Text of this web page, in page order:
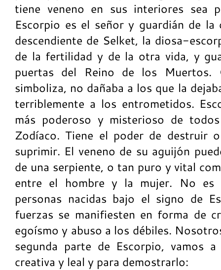
tiene veneno en sus interiores sea
Escorpio es el señor y guardián de la
descendiente de Selket, la diosa-
de la fertilidad y de la otra vida, y
puertas del Reino de los Muertos.
simboliza, no dañaba a los que la
terriblemente a los entrometidos.
más poderoso y misterioso de
Zodíaco. Tiene el poder de destruir
suprimir. El veneno de su aguijón
de una serpiente, o tan puro y vital
entre el hombre y la mujer. No es
personas nacidas bajo el signo de
fuerzas se manifiesten en forma de
egoísmo y abuso a los débiles.
segunda parte de Escorpio, vamos
creativa y leal y para demostrarlo: